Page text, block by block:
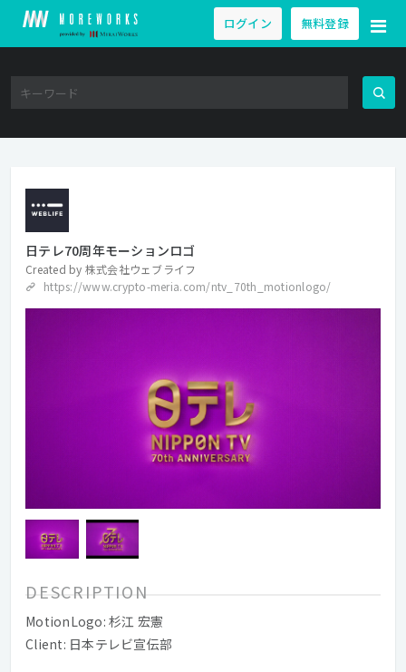
ログイン 無料登録
日テレ70周年モーションロゴ
Created by 株式会社ウェブライフ
https://www.crypto-meria.com/ntv_70th_motionlogo/
DESCRIPTION
MotionLogo: 杉江 宏憲
Client: 日本テレビ宣伝部